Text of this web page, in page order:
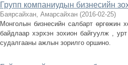
Групп компаниудын бизнесийн
Баярсайхан, Амарсайхан (2016-02-25)
Монголын бизнесийн салбарт өргөжин
байдлаар хэрхэн зохион байгуулж ,
судалгааны ажлын зорилго оршино.